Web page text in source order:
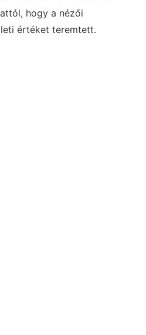
hogy a nézői
értéket teremtett.